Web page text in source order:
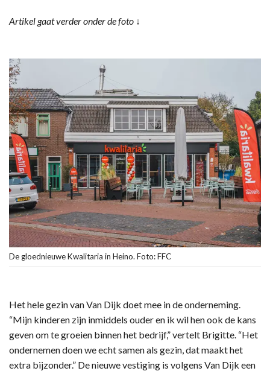
Artikel gaat verder onder de foto ↓
De gloednieuwe Kwalitaria in Heino. Foto: FFC
Het hele gezin van Van Dijk doet mee in de onderneming.
“Mijn kinderen zijn inmiddels ouder en ik wil hen ook de kans
geven om te groeien binnen het bedrijf,” vertelt Brigitte. “Het
ondernemen doen we echt samen als gezin, dat maakt het
extra bijzonder.” De nieuwe vestiging is volgens Van Dijk een